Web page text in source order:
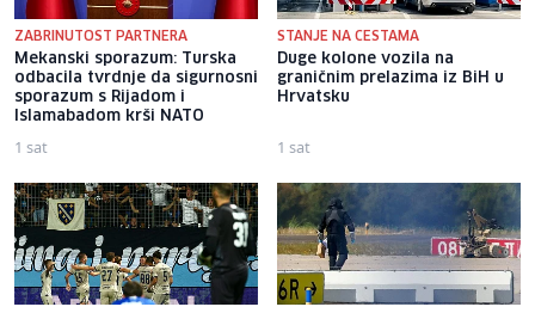
ZABRINUTOST PARTNERA
Mekanski sporazum: Turska
odbacila tvrdnje da sigurnosni
sporazum s Rijadom i
Islamabadom krši NATO
1 sat
STANJE NA CESTAMA
Duge kolone vozila na
graničnim prelazima iz BiH u
Hrvatsku
1 sat